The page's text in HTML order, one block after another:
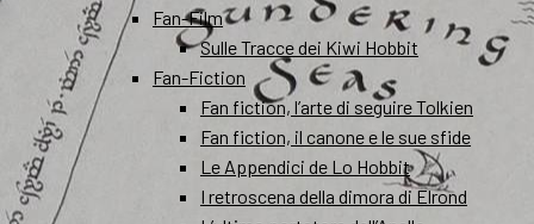
Fan-Film
Sulle Tracce dei Kiwi Hobbit
Fan-Fiction
Fan fiction, l’arte di seguire Tolkien
Fan fiction, il canone e le sue sfide
Le Appendici de Lo Hobbit
I retroscena della dimora di Elrond